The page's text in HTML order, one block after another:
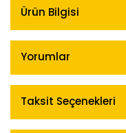
Ürün Bilgisi
Yorumlar
Taksit Seçenekleri